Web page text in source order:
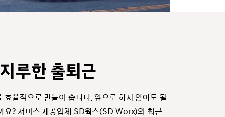
루한 출퇴근
효율적으로 만들어 줍니다. 앞으로 하지 않아도 될
요? 서비스 제공업체 SD웍스(SD Worx)의 최근